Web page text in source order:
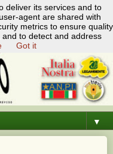
▼
deliver its services and to
agent are shared with
metrics to ensure quality
to detect and address
Got it